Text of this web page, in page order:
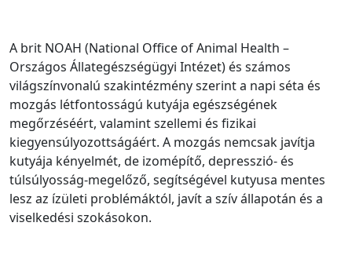
A brit NOAH (National Office of Animal Health –
Országos Állategészségügyi Intézet) és számos
világszínvonalú szakintézmény szerint a napi séta és
mozgás létfontosságú kutyája egészségének
megőrzéséért, valamint szellemi és fizikai
kiegyensúlyozottságáért. A mozgás nemcsak javítja
kutyája kényelmét, de izomépítő, depresszió- és
túlsúlyosság-megelőző, segítségével kutyusa mentes
lesz az ízületi problémáktól, javít a szív állapotán és a
viselkedési szokásokon.